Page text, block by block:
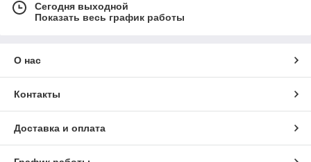
Сегодня выходной
Показать весь график работы
О нас
Контакты
Доставка и оплата